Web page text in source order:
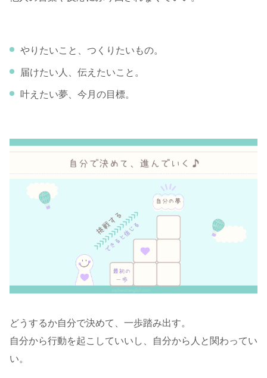
やりたいこと、つくりたいもの。
届けたい人、伝えたいこと。
叶えたい夢、今月の目標。
どうするか自分で決めて、一歩踏み出す。
自分から行動を起こしていいし、自分から人と関わってい
い。